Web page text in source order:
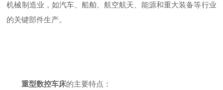
机械制造业，如汽车、船舶、航空航天、能源和重大装备等行业
的关键部件生产。
重型数控车床的主要特点：